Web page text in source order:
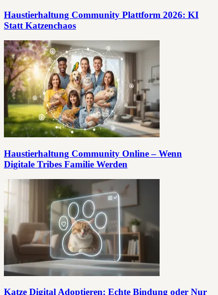
Haustierhaltung Community Plattform 2026: KI
Statt Katzenchaos
Haustierhaltung Community Online – Wenn
Digitale Tribes Familie Werden
Katze Digital Adoptieren: Echte Bindung oder Nur